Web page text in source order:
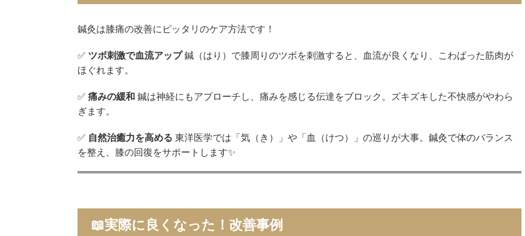
鍼灸は膝痛の改善にピッタリのケア方法です！
✅ ツボ刺激で血流アップ鍼（はり）で膝周りのツボを刺激すると、血流が良くなり、こわばった筋肉が
ほぐれます。
✅ 痛みの緩和 鍼は神経にもアプローチし、痛みを感じる伝達をブロック。ズキズキした不快感がやわら
ぎます。
✅ 自然治癒力を高める 東洋医学では「気（き）」や「血（けつ）」の巡りが大事。鍼灸で体のバランス
を整え、膝の回復をサポートします✨
📖実際に良くなった！改善事例